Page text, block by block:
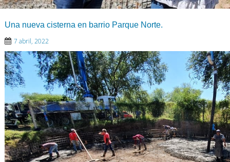
Una nueva cisterna en barrio Parque Norte.
7 abril, 2022